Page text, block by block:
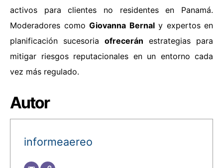
activos para clientes no residentes en Panamá.
Moderadores como Giovanna Bernaly expertos en
planificación sucesoria ofrecerán estrategias para
mitigar riesgos reputacionales en un entorno cada
vez más regulado.
Autor
informeaereo